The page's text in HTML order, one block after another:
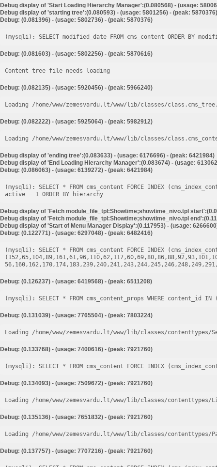
Debug display of 'Start Loading Hierarchy Manager':(0.080568) - (usage:
Debug display of 'starting tree':(0.080593) - (usage: 5801256) - (peak: 5870376)
Debug: (0.081396) - (usage: 5802736) - (peak: 5870376)
Debug: (0.081603) - (usage: 5802256) - (peak: 5870616)
Content tree file needs loading
Debug: (0.082135) - (usage: 5920456) - (peak: 5966240)
Loading /home/www/zemesvardu.lt/www/lib/classes/
Debug: (0.082222) - (usage: 5925064) - (peak: 5982912)
Loading /home/www/zemesvardu.lt/www/lib/classes/
Debug display of 'ending tree':(0.083633) - (usage: 6176696) - (peak: 6421984)
Debug display of 'End Loading Hierarchy Manager':(0.083674) - (usage:
Debug: (0.086063) - (usage: 6139272) - (peak: 6421984)
(mysqli): SELECT * FROM cms_content FORCE INDEX
Debug display of 'Fetch module_file_tpl:Showtime;showtime_nivo.tpl
Debug display of 'Fetch module_file_tpl:Showtime;showtime_nivo.tpl
Debug display of 'Start of Menu Manager Display':(0.117953) - (usage:
Debug: (0.122771) - (usage: 6297048) - (peak: 6482416)
(mysqli): SELECT * FROM cms_content FORCE INDEX
Debug: (0.126237) - (usage: 6419568) - (peak: 6511208)
Debug: (0.131039) - (usage: 7765504) - (peak: 7803224)
Loading /home/www/zemesvardu.lt/www/lib/classes/
Debug: (0.133768) - (usage: 7400616) - (peak: 7921760)
Debug: (0.134093) - (usage: 7509672) - (peak: 7921760)
Loading /home/www/zemesvardu.lt/www/lib/classes/
Debug: (0.135136) - (usage: 7651832) - (peak: 7921760)
Loading /home/www/zemesvardu.lt/www/lib/classes/
Debug: (0.137757) - (usage: 7707216) - (peak: 7921760)